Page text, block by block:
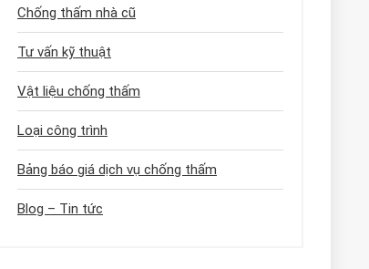
Chống thấm nhà cũ
Tư vấn kỹ thuật
Vật liệu chống thấm
Loại công trình
Bảng báo giá dịch vụ chống thấm
Blog – Tin tức